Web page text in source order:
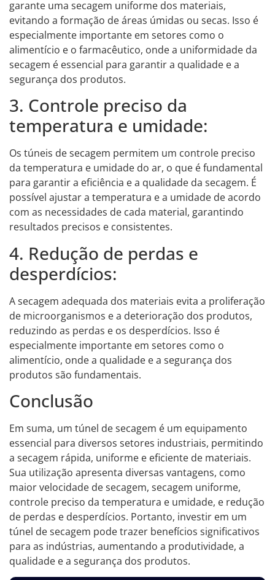
garante uma secagem uniforme dos materiais,
evitando a formação de áreas úmidas ou secas. Isso é
especialmente importante em setores como o
alimentício e o farmacêutico, onde a uniformidade da
secagem é essencial para garantir a qualidade e a
segurança dos produtos.
3. Controle preciso da
temperatura e umidade:
Os túneis de secagem permitem um controle preciso
da temperatura e umidade do ar, o que é fundamental
para garantir a eficiência e a qualidade da secagem. É
possível ajustar a temperatura e a umidade de acordo
com as necessidades de cada material, garantindo
resultados precisos e consistentes.
4. Redução de perdas e
desperdícios:
A secagem adequada dos materiais evita a proliferação
de microorganismos e a deterioração dos produtos,
reduzindo as perdas e os desperdícios. Isso é
especialmente importante em setores como o
alimentício, onde a qualidade e a segurança dos
produtos são fundamentais.
Conclusão
Em suma, um túnel de secagem é um equipamento
essencial para diversos setores industriais, permitindo
a secagem rápida, uniforme e eficiente de materiais.
Sua utilização apresenta diversas vantagens, como
maior velocidade de secagem, secagem uniforme,
controle preciso da temperatura e umidade, e redução
de perdas e desperdícios. Portanto, investir em um
túnel de secagem pode trazer benefícios significativos
para as indústrias, aumentando a produtividade, a
qualidade e a segurança dos produtos.